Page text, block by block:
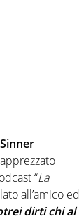
Sinner
“La
all’amico ed
dirti chi al